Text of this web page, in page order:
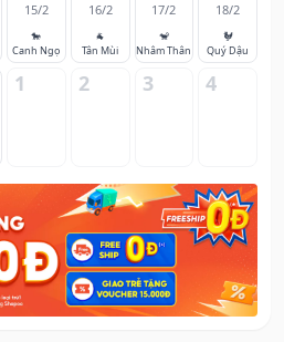
15/2
🐎
Canh Ngọ
16/2
🐐
Tân Mùi
17/2
🐒
Nhâm Thân
18/2
🐓
Quý Dậu
1 2 3 4